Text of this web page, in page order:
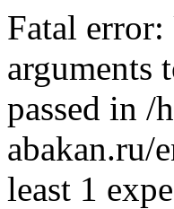
Fatal
arguments
passed in /
abakan.ru/
least 1